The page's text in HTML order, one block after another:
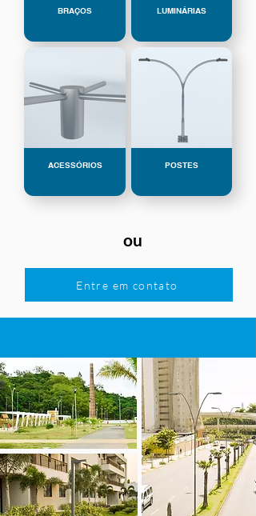
BRAÇOS LUMINÁRIAS
ACESSÓRIOS POSTES
ou
Entre em contato